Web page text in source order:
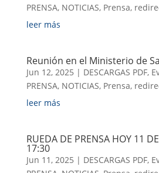
PRENSA, NOTICIAS, Prensa,
leer más
Reunión en el Ministerio de
Jun 12, 2025 | DESCARGAS PDF,
PRENSA, NOTICIAS, Prensa,
leer más
RUEDA DE PRENSA HOY 11
17:30
Jun 11, 2025 | DESCARGAS PDF,